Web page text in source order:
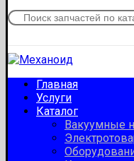
Главная
Услуги
Каталог
Вакуумные